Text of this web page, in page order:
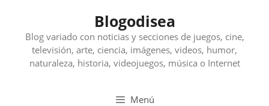
contenido
Blogodisea
Blog variado con noticias y secciones de juegos, cine,
televisión, arte, ciencia, imágenes, videos, humor,
naturaleza, historia, videojuegos, música o Internet
Menú